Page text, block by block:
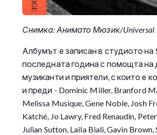
Снимка: Анимато Мюзик/Universal
Албумът е записан в студиото на
последната година с помощта на
музиканти и приятели, с които е
и преди - Dominic Miller, Branford
Melissa Musique, Gene Noble, Josh
Katché, Jo Lawry, Fred Renaudin,
Julian Sutton, Laila Biali, Gavin Brown,